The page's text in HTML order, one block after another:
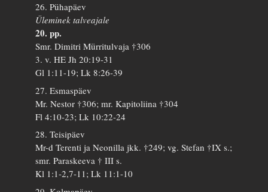
26. Pühapäev
Üleminek talveajale
20. pp.
Smr. Dimitri Mürritulvaja †306
3. v. HE Jh 20:19-31
Gl 1:11-19; Lk 8:26-39
27. Esmaspäev
Mr. Nestor †306; mr. Kapitoliina †304
Fl 4:10-23; Lk 10:22-24
28. Teisipäev
Mr-d Terenti ja Neonilla jkk. †249; vg. Stefan †IX s.;
smr. Paraskeeva † III s.
Kl 1:1-2,7-11; Lk 11:1-10